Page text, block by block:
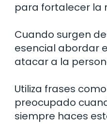
para fortalecer la
Cuando surgen
esencial abordar
atacar a la
Utiliza frases
preocupado
siempre haces